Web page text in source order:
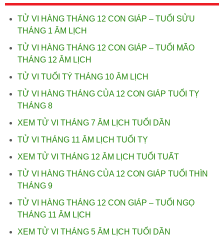
TỬ VI HÀNG THÁNG 12 CON GIÁP – TUỔI SỬU
THÁNG 1 ÂM LỊCH
TỬ VI HÀNG THÁNG 12 CON GIÁP – TUỔI MÃO
THÁNG 12 ÂM LỊCH
TỬ VI TUỔI TÝ THÁNG 10 ÂM LỊCH
TỬ VI HÀNG THÁNG CỦA 12 CON GIÁP TUỔI TỴ
THÁNG 8
XEM TỬ VI THÁNG 7 ÂM LỊCH TUỔI DẦN
TỬ VI THÁNG 11 ÂM LỊCH TUỔI TỴ
XEM TỬ VI THÁNG 12 ÂM LỊCH TUỔI TUẤT
TỬ VI HÀNG THÁNG CỦA 12 CON GIÁP TUỔI THÌN
THÁNG 9
TỬ VI HÀNG THÁNG 12 CON GIÁP – TUỔI NGỌ
THÁNG 11 ÂM LỊCH
XEM TỬ VI THÁNG 5 ÂM LỊCH TUỔI DẦN